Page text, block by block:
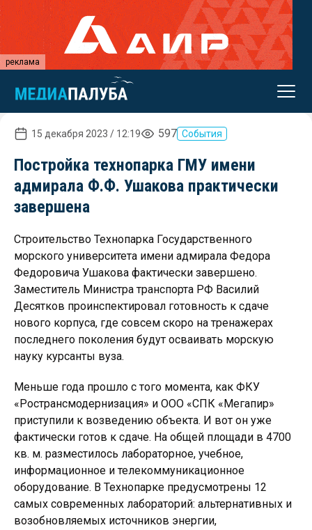
реклама
15 декабря 2023 / 12:19 597 События
Постройка технопарка ГМУ имени
адмирала Ф.Ф. Ушакова практически
завершена
Строительство Технопарка Государственного
морского университета имени адмирала Федора
Федоровича Ушакова фактически завершено.
Заместитель Министра транспорта РФ Василий
Десятков проинспектировал готовность к сдаче
нового корпуса, где совсем скоро на тренажерах
последнего поколения будут осваивать морскую
науку курсанты вуза.
Меньше года прошло с того момента, как ФКУ
«Ространсмодернизация» и ООО «СПК «Мегапир»
приступили к возведению объекта. И вот он уже
фактически готов к сдаче. На общей площади в 4700
кв. м. разместилось лабораторное, учебное,
информационное и телекоммуникационное
оборудование. В Технопарке предусмотрены 12
самых современных лабораторий: альтернативных и
возобновляемых источников энергии,